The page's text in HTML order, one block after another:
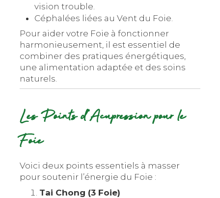
vision trouble.
Céphalées liées au Vent du Foie.
Pour aider votre Foie à fonctionner
harmonieusement, il est essentiel de
combiner des pratiques énergétiques,
une alimentation adaptée et des soins
naturels.
Les Points d’Acupression pour le
Foie
Voici deux points essentiels à masser
pour soutenir l’énergie du Foie :
Tai Chong (3 Foie)